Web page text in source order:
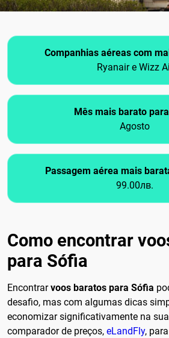
Companhias aéreas com
Ryanair e Wizz
Mês mais barato
Agosto
Passagem aérea mais
99.00лв.
Como encontrar
para Sófia
Encontrarvoos baratos para Sófia
desafio, mas com algumas dicas
economizar significativamente na
comparador de preços, eLandFly,